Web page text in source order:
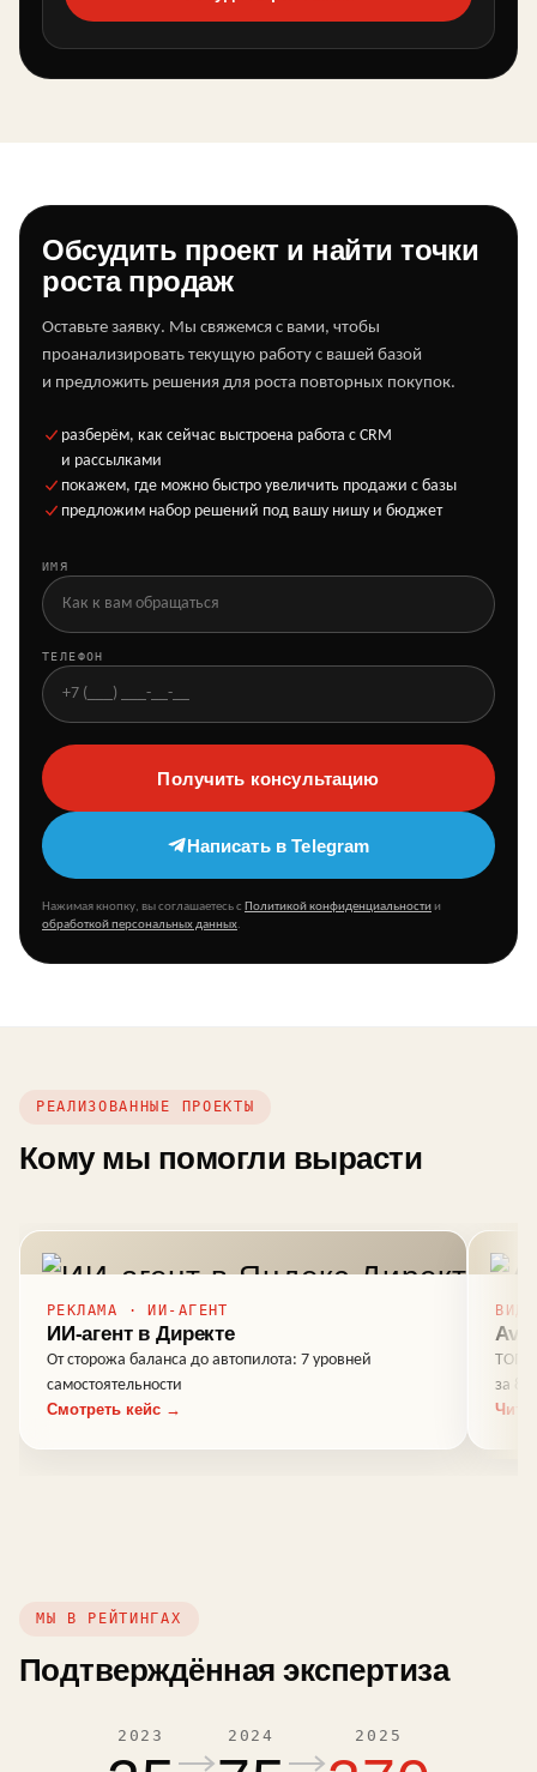
Обсудить проект и найти точки
роста продаж
Оставьте заявку. Мы свяжемся с вами, чтобы
проанализировать текущую работу с вашей базой
и предложить решения для роста повторных покупок.
разберём, как сейчас выстроена работа с CRM
и рассылками
покажем, где можно быстро увеличить продажи с базы
предложим набор решений под вашу нишу и бюджет
ИМЯ
ТЕЛЕФОН
Получить консультацию
Написать в Telegram
Нажимая кнопку, вы соглашаетесь с Политикой конфиденциальностии
обработкой персональных данных.
РЕАЛИЗОВАННЫЕ ПРОЕКТЫ
Кому мы помогли вырасти
РЕКЛАМА · ИИ-АГЕНТ
ИИ-агент в Директе
От сторожа баланса до автопилота: 7 уровней
самостоятельности
Смотреть кейс →
ТОП-
за 8
МЫ В РЕЙТИНГАХ
Подтверждённая экспертиза
2023 2024 2025